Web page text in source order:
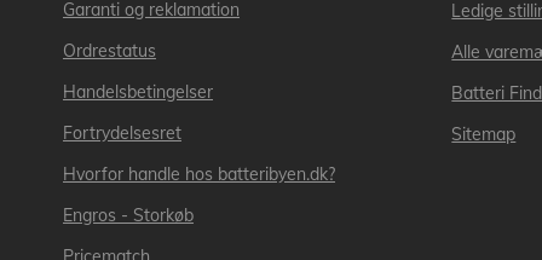
Garanti og reklamation
Ordrestatus
Handelsbetingelser
Fortrydelsesret
Hvorfor handle hos batteribyen.dk?
Engros - Storkøb
Ledige
Alle
Batteri
Sitemap